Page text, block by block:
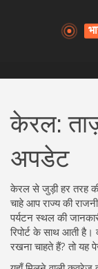
केरल:
अपडेट
केरल से जुड़ी हर तरह
चाहे आप राज्य की
पर्यटन स्थल की
रिपोर्ट के साथ आती
रखना चाहते हैं? तो यह